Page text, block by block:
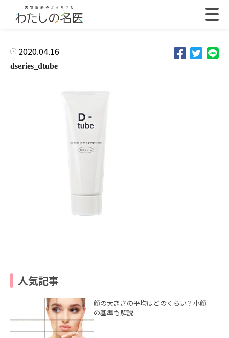
2020.04.16
dseries_dtube
人気記事
顔の大きさの平均はどのくらい？小顔
の基準も解説